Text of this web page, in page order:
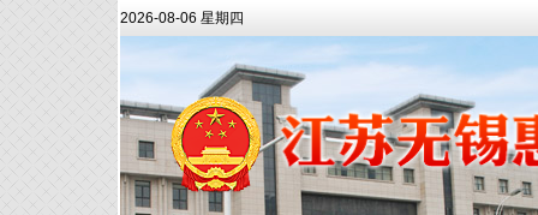
2026-08-06 星期四